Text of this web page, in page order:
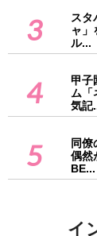
3
スタ
ャ」
ル...
4
甲子
ム「
気記
5
同僚
偶然
BE...
イ